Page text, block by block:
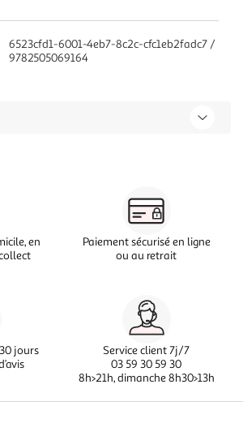
6523cfd1-6001-4eb7-8c2c-cfc1eb2fadc7 /
9782505069164
en
Paiement sécurisé en ligne
ou au retrait
jours
Service client 7j/7
03 59 30 59 30
8h>21h, dimanche 8h30>13h